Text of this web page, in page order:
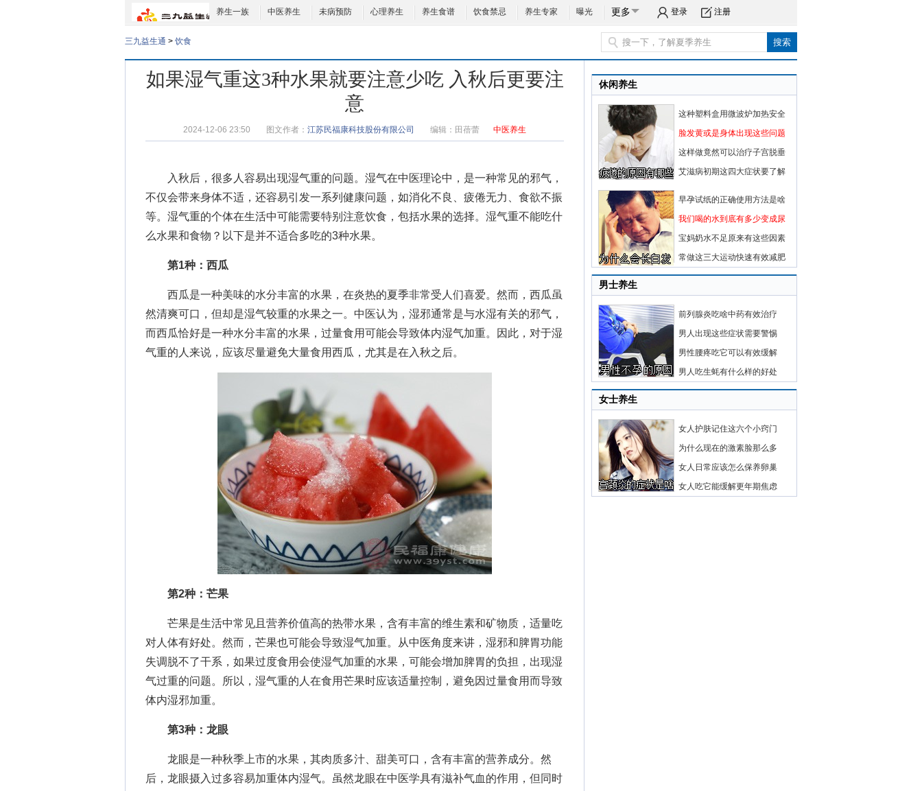
养生一族 中医养生 未病预防 心理养生 养生食谱 饮食禁忌 养生专家 曝光 更多 登录 注册
三九益生通 > 饮食
如果湿气重这3种水果就要注意少吃 入秋后更要注
意
2024-12-06 23:50 图文作者： 江苏民福康科技股份有限公司 编辑： 田蓓蕾 中医养生
入秋后，很多人容易出现湿气重的问题。湿气在中医理论中，是一种常见的邪气，
不仅会带来身体不适，还容易引发一系列健康问题，如消化不良、疲倦无力、食欲不振
等。湿气重的个体在生活中可能需要特别注意饮食，包括水果的选择。 湿气重不能吃什
么水果和食物 ？以下是并不适合多吃的3种水果。
第1种：西瓜
西瓜是一种美味的水分丰富的水果，在炎热的夏季非常受人们喜爱。然而，西瓜虽
然清爽可口，但却是湿气较重的水果之一。中医认为，湿邪通常是与水湿有关的邪气，
而西瓜恰好是一种水分丰富的水果，过量食用可能会导致体内湿气加重。因此，对于湿
气重的人来说，应该尽量避免大量食用西瓜，尤其是在入秋之后。
第2种：芒果
芒果是生活中常见且营养价值高的热带水果，含有丰富的维生素和矿物质，适量吃
对人体有好处。然而，芒果也可能会导致湿气加重。从中医角度来讲，湿邪和脾胃功能
失调脱不了干系，如果过度食用会使湿气加重的水果，可能会增加脾胃的负担，出现湿
气过重的问题。所以，湿气重的人在食用芒果时应该适量控制，避免因过量食用而导致
体内湿邪加重。
第3种：龙眼
龙眼是一种秋季上市的水果，其肉质多汁、甜美可口，含有丰富的营养成分。然
后，龙眼摄入过多容易加重体内湿气。虽然龙眼在中医学具有滋补气血的作用，但同时
休闲养生
这种塑料盒用微波炉加热安全
脸发黄或是身体出现这些问题
这样做竟然可以治疗子宫脱垂
艾滋病初期这四大症状要了解
早孕试纸的正确使用方法是啥
我们喝的水到底有多少变成尿
宝妈奶水不足原来有这些因素
常做这三大运动快速有效减肥
男士养生
前列腺炎吃啥中药有效治疗
男人出现这些症状需要警惕
男性腰疼吃它可以有效缓解
男人吃生蚝有什么样的好处
女士养生
女人护肤记住这六个小窍门
为什么现在的激素脸那么多
女人日常应该怎么保养卵巢
女人吃它能缓解更年期焦虑